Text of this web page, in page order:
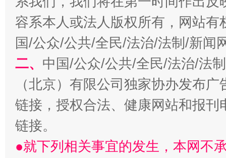
受贿1.44亿！段成刚被判无期 从幼
容系本人或法人版权所有，网站
国/公众/公共/全民/法治/法制/新闻
二、 中国/公众/公共/全民/法治/法
（北京）有限公司独家协办发布
链接，授权合法、健康网站和报
链接。
●就下列相关事宜的发生，本网不